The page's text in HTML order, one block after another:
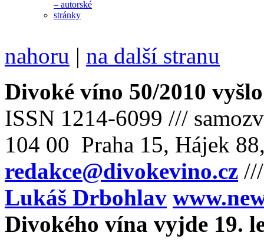
nahoru | na další stranu
Divoké víno 50/2010
ISSN 1214-6099 ///
104 00 Praha 15, Hájek
redakce@divokevino.cz
Lukáš Drbohlav
Divokého vína vyjde 19.